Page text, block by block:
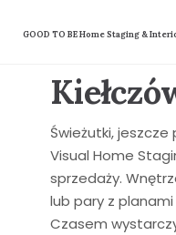
GOOD TO BE Home Staging &
Świeżutki, jeszcze
Visual Home
sprzedaży.
lub pary z
Czasem